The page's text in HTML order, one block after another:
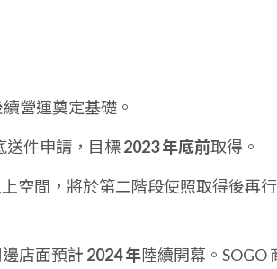
營運奠定基礎。
送件申請，目標2023 年底前取得。
空間，將於第二階段使照取得後再
店面預計 2024 年陸續開幕。SOGO